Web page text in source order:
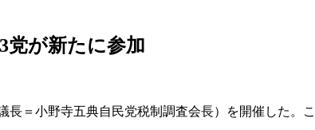
党が新たに参加
＝小野寺五典自民党税制調査会長）を開催した。